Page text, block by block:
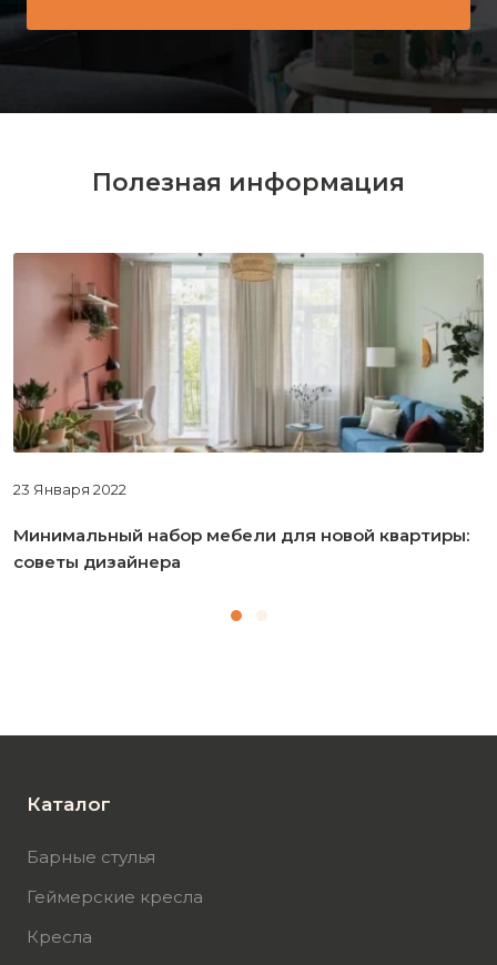
Полезная информация
23 Января 2022
Минимальный набор мебели для новой квартиры:
советы дизайнера
Каталог
Барные стулья
Геймерские кресла
Кресла